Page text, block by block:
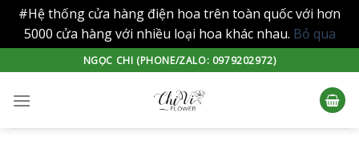
#Hệ thống cửa hàng điện hoa trên toàn quốc với hơn
5000 cửa hàng với nhiều loại hoa khác nhau. Bỏ qua
to
content
NGỌC CHI (PHONE/ZALO: 0979202972)